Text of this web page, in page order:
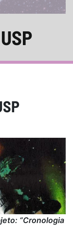
“Cronologia